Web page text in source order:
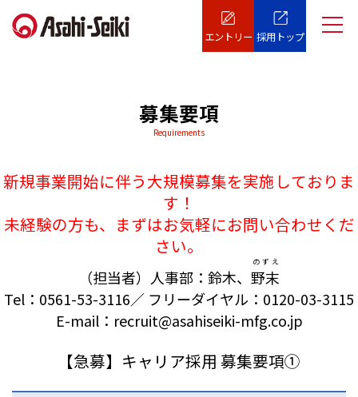
エントリー 採用トップ
募集要項
Requirements
新規事業開始に伴う大規模募集を実施しておりま
す！
未経験の方も、まずはお気軽にお問い合わせくだ
さい。
（担当者）人事部：鈴木、 野末
のずえ
Tel：0561-53-3116／ フリーダイヤル：0120-03-3115
E-mail：recruit@asahiseiki-mfg.co.jp
【急募】キャリア採用 募集要項①